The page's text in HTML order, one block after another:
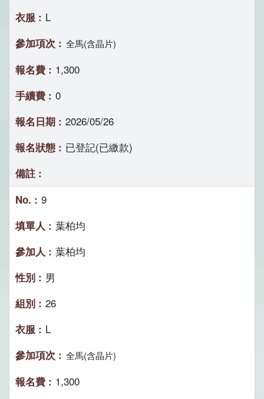
L
全馬(含晶片)
1,300
0
2026/05/26
已登記(已繳款)
9
葉柏均
葉柏均
男
26
L
全馬(含晶片)
1,300